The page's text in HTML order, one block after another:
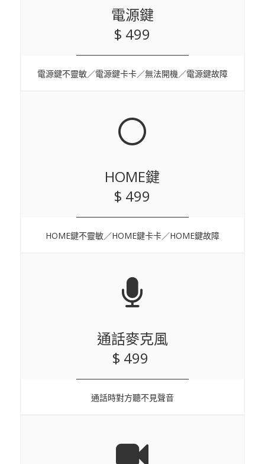
電源鍵
$ 499
電源鍵不靈敏／電源鍵卡卡／無法開機／電源鍵故障
HOME鍵
$ 499
HOME鍵不靈敏／HOME鍵卡卡／HOME鍵故障
通話麥克風
$ 499
通話時對方聽不見聲音